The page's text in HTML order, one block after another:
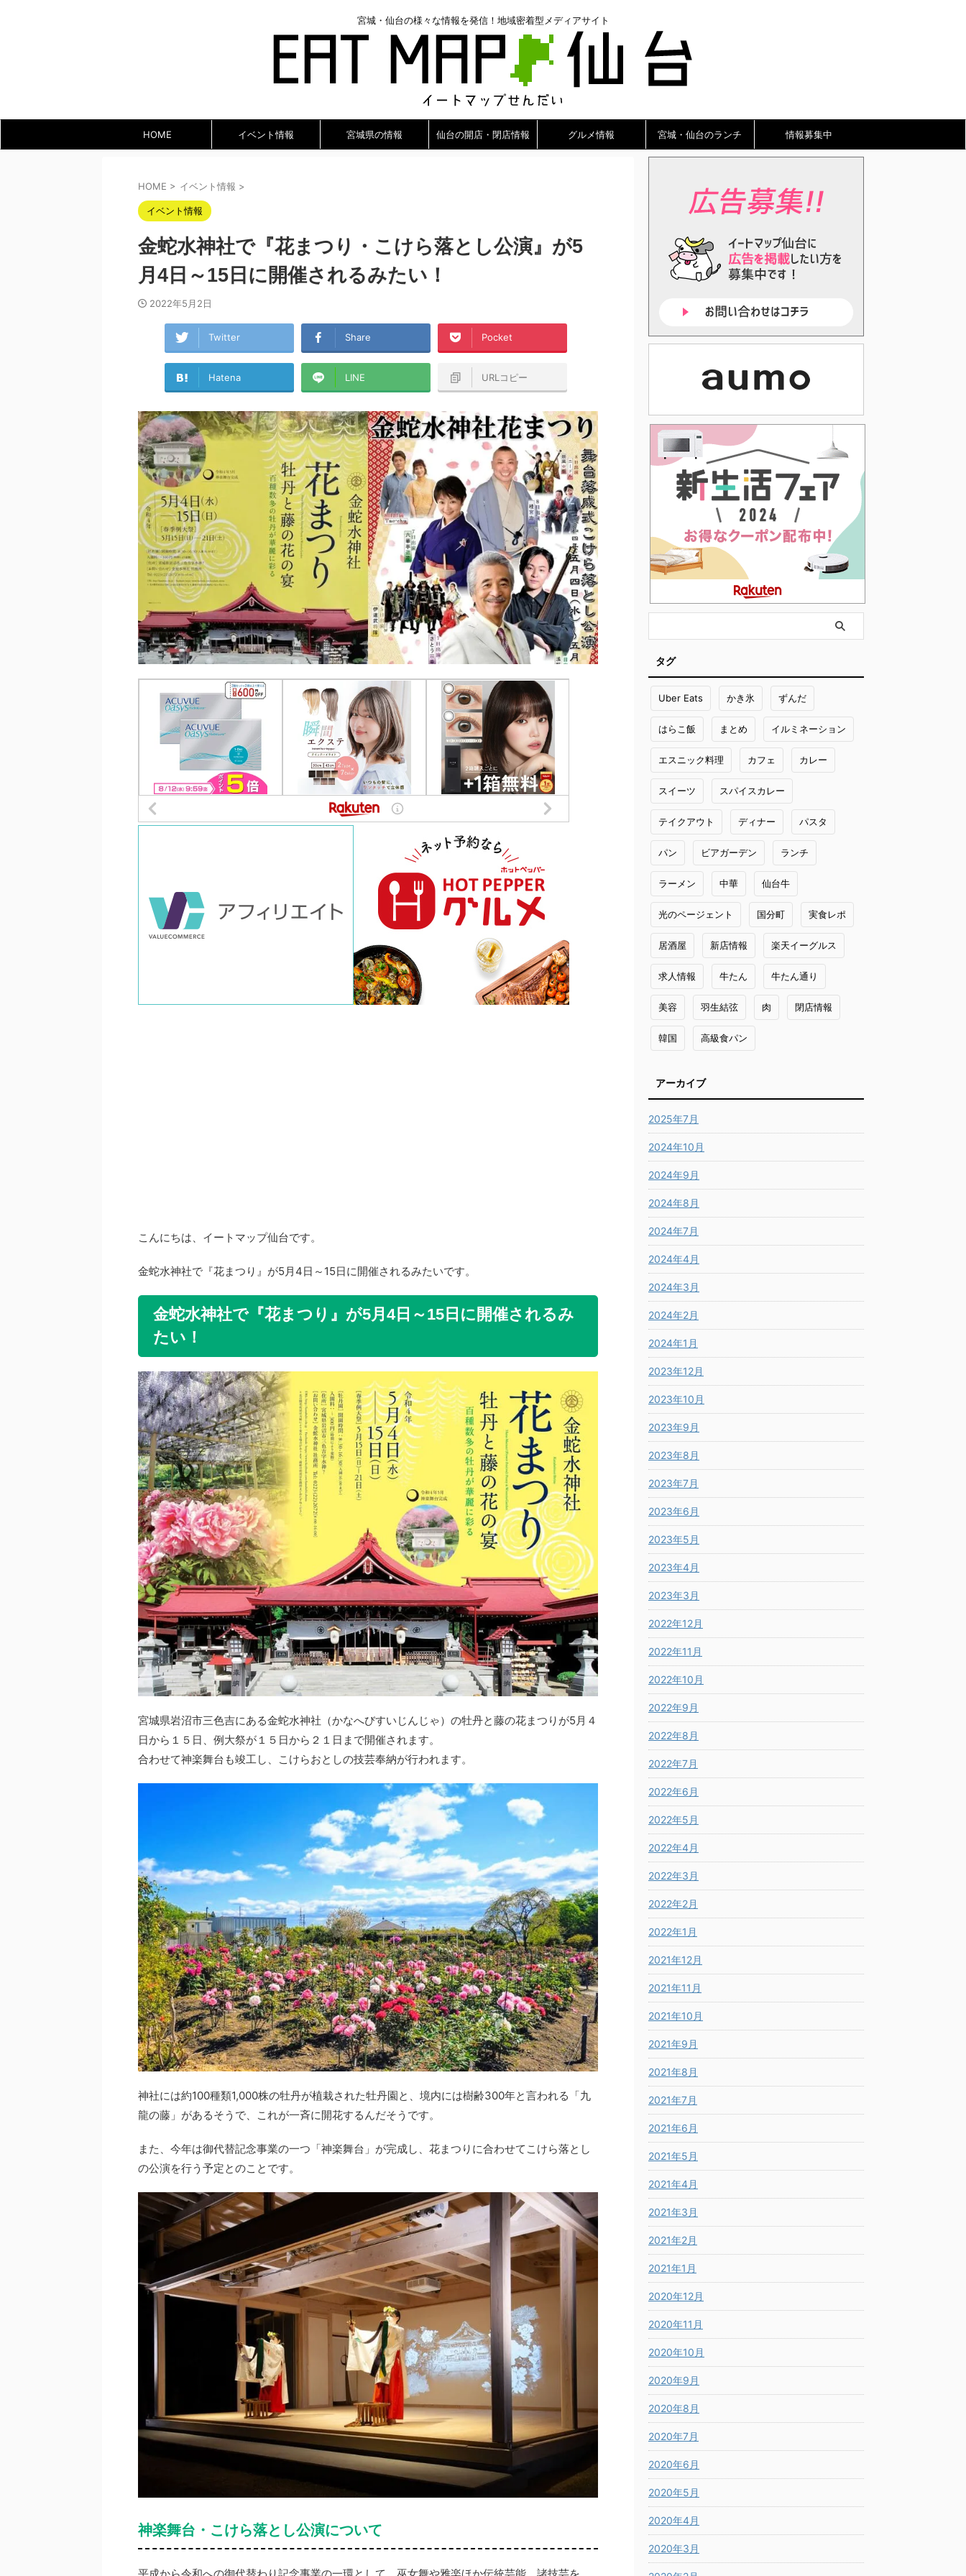
宮城・仙台の様々な情報を発信！地域密着型メディアサイト
HOME イベント情報 宮城県の情報 仙台の開店・閉店情報 グルメ情報 宮城・仙台のランチ 情報募集中
HOME > イベント情報 >
イベント情報
金蛇水神社で『花まつり・こけら落とし公演』が5
月4日～15日に開催されるみたい！
2022年5月2日
Twitter Share Pocket
Hatena LINE URLコピー
こんにちは、イートマップ仙台です。
金蛇水神社で『花まつり』が5月4日～15日に開催されるみたいです。
金蛇水神社で『花まつり』が5月4日～15日に開催されるみ
たい！
​宮城県岩沼市三色吉にある金蛇水神社（かなへびすいじんじゃ）の牡丹と藤の花まつりが5月４
日から１５日、例大祭が１５日から２１日まで開催されます。
合わせて神楽舞台も竣工し、こけらおとしの技芸奉納が行われます。
神社には約100種類1,000株の牡丹が植栽された牡丹園と、境内には樹齢300年と言われる「九
龍の藤」があるそうで、これが一斉に開花するんだそうです。
また、今年は御代替記念事業の一つ「神楽舞台」が完成し、花まつりに合わせてこけら落とし
の公演を行う予定とのことです。
神楽舞台・こけら落とし公演について
タグ
Uber Eats かき氷 ずんだ
はらこ飯 まとめ イルミネーション
エスニック料理 カフェ カレー
スイーツ スパイスカレー
テイクアウト ディナー パスタ
パン ビアガーデン ランチ
ラーメン 中華 仙台牛
光のページェント 国分町 実食レポ
居酒屋 新店情報 楽天イーグルス
求人情報 牛たん 牛たん通り
美容 羽生結弦 肉 閉店情報
韓国 高級食パン
アーカイブ
2025年7月
2024年10月
2024年9月
2024年8月
2024年7月
2024年4月
2024年3月
2024年2月
2024年1月
2023年12月
2023年10月
2023年9月
2023年8月
2023年7月
2023年6月
2023年5月
2023年4月
2023年3月
2022年12月
2022年11月
2022年10月
2022年9月
2022年8月
2022年7月
2022年6月
2022年5月
2022年4月
2022年3月
2022年2月
2022年1月
2021年12月
2021年11月
2021年10月
2021年9月
2021年8月
2021年7月
2021年6月
2021年5月
2021年4月
2021年3月
2021年2月
2021年1月
2020年12月
2020年11月
2020年10月
2020年9月
2020年8月
2020年7月
2020年6月
2020年5月
2020年4月
2020年3月